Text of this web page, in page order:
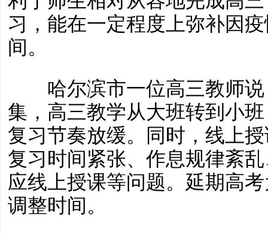
习，能在一定程度上弥补因
间。
哈尔滨市一位高三教师说
集，高三教学从大班转到小
复习节奏放缓。同时，线上
复习时间紧张、作息规律紊
应线上授课等问题。延期高
调整时间。